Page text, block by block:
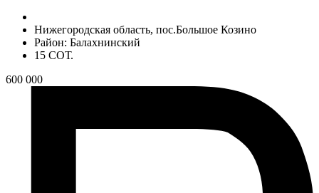
Нижегородская область, пос.Большое Козино
Район: Балахнинский
15 СОТ.
600 000